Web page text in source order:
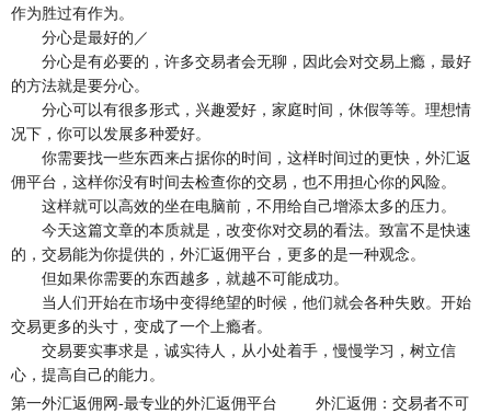
作为胜过有作为。
分心是最好的／
分心是有必要的，许多交易者会无聊，因此会对交易上瘾，最好
的方法就是要分心。
分心可以有很多形式，兴趣爱好，家庭时间，休假等等。理想情
况下，你可以发展多种爱好。
你需要找一些东西来占据你的时间，这样时间过的更快，外汇返
佣平台，这样你没有时间去检查你的交易，也不用担心你的风险。
这样就可以高效的坐在电脑前，不用给自己增添太多的压力。
今天这篇文章的本质就是，改变你对交易的看法。致富不是快速
的，交易能为你提供的，外汇返佣平台，更多的是一种观念。
但如果你需要的东西越多，就越不可能成功。
当人们开始在市场中变得绝望的时候，他们就会各种失败。开始
交易更多的头寸，变成了一个上瘾者。
交易要实事求是，诚实待人，从小处着手，慢慢学习，树立信
心，提高自己的能力。
第一外汇返佣网-最专业的外汇返佣平台
外汇返佣：交易者不可